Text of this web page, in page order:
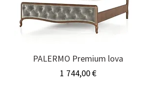
PALERMO Premium lova
Kaina
1 744,00 €